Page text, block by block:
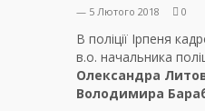
— 5 Лютого 2018 0
В поліції Ірпеня
в.о. начальника
Олександра
Володимира